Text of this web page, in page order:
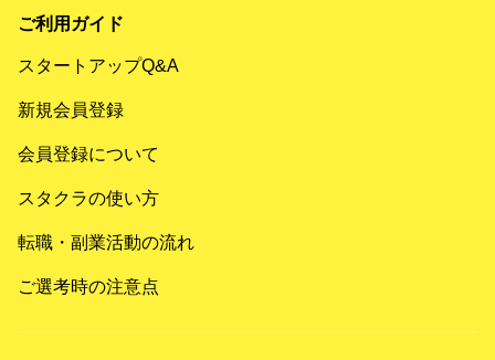
ご利用ガイド
スタートアップQ&A
新規会員登録
会員登録について
スタクラの使い方
転職・副業活動の流れ
ご選考時の注意点